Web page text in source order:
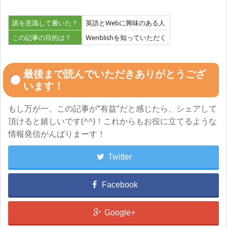
誰を意識して書いた？
英語とWebに興味のある人
この記事の目的は？
Wenblishを知っていただく
最後まで読んでいただきありがとうござ
います！
もし万が一、この記事が“有益”だと感じたら、シェアして
頂けると嬉しいです(^^)！これからもお役に立てるような
情報発信がんばりまーす！
Twitter
Facebook
Google+